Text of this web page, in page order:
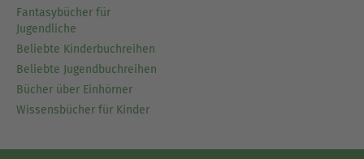
Fantasybücher für
Jugendliche
Beliebte Kinderbuchreihen
Beliebte Jugendbuchreihen
Bücher über Einhörner
Wissensbücher für Kinder